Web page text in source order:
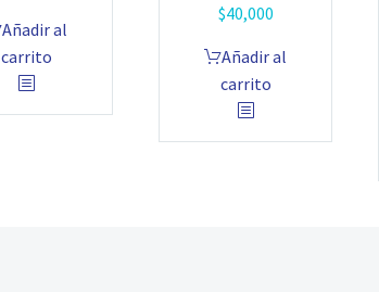
Añadir al
carrito
$40,000
Añadir al
carrito